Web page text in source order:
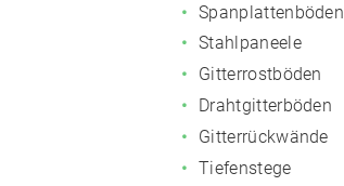
Spanplattenböden
Stahlpaneele
Gitterrostböden
Drahtgitterböden
Gitterrückwände
Tiefenstege